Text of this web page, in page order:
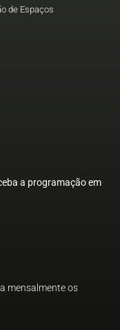
de Espaços
a programação em
mensalmente os